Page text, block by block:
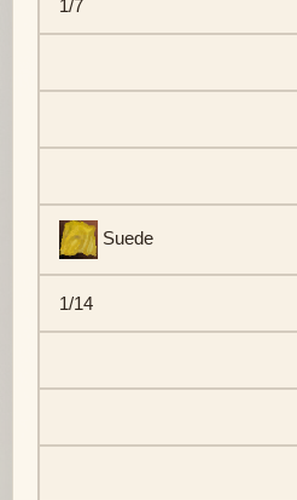
1/7
Suede
1/14